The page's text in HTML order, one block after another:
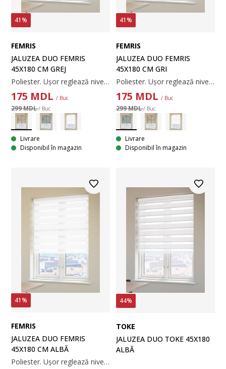
41%
FEMRIS
JALUZEA DUO FEMRIS
45X180 CM GREJ
Poliester. Ușor reglează nivelul de luminozitate. Cu lanț din mărgele. Lățimea nu poate fi ajustată. 45x180 cm
175 MDL / Buc
299 MDL/ Buc
Livrare
Disponibil în magazin
41%
FEMRIS
JALUZEA DUO FEMRIS
45X180 CM GRI
Poliester. Ușor reglează nivelul de luminozitate. Cu lanț din mărgele. Lățimea nu poate fi ajustată. 45x180 cm
175 MDL / Buc
299 MDL/ Buc
Livrare
Disponibil în magazin
41%
FEMRIS
JALUZEA DUO FEMRIS
45X180 CM ALBĂ
Poliester. Ușor reglează nivelul de luminozitate. Cu lanț din mărgele. Lățimea nu poate fi ajustată. 45x180 cm
44%
TOKE
JALUZEA DUO TOKE 45X180
ALBĂ